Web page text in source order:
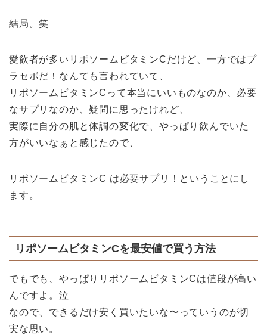
結局。笑
愛飲者が多いリポソームビタミンCだけど、一方ではプ
ラセボだ！なんても言われていて、
リポソームビタミンCって本当にいいものなのか、必要
なサプリなのか、疑問に思ったけれど、
実際に自分の肌と体調の変化で、やっぱり飲んでいた
方がいいなぁと感じたので、
リポソームビタミンC は必要サプリ！ということにし
ます。
リポソームビタミンCを最安値で買う方法
でもでも、やっぱりリポソームビタミンCは値段が高い
んですよ。泣
なので、できるだけ安く買いたいな〜っていうのが切
実な思い。